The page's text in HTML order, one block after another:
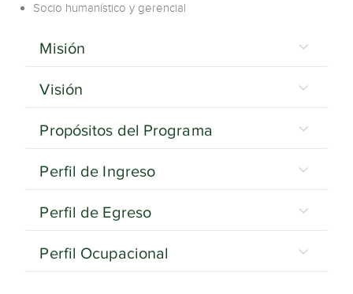
Socio humanístico y gerencial
Misión
Visión
Propósitos del Programa
Perfil de Ingreso
Perfil de Egreso
Perfil Ocupacional